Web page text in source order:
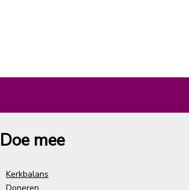
Doe mee
Kerkbalans